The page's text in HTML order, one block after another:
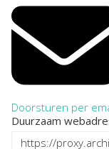
Doorsturen per
Duurzaam